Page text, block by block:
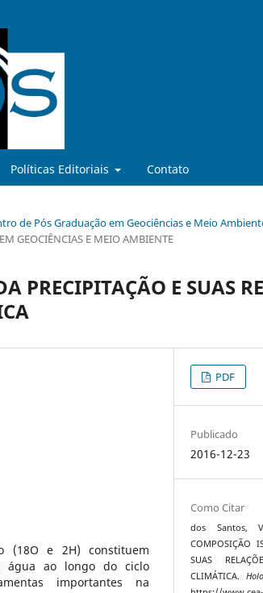
Políticas Editoriais Contato
de Pós Graduação em Geociências e Meio
GEOCIÊNCIAS E MEIO AMBIENTE
PRECIPITAÇÃO E SUAS
(18O e 2H) constituem
água ao longo do ciclo
importantes na
PDF
Publicado
2016-12-23
Como Citar
dos Santos,
COMPOSIÇÃO
SUAS
CLIMÁTICA.